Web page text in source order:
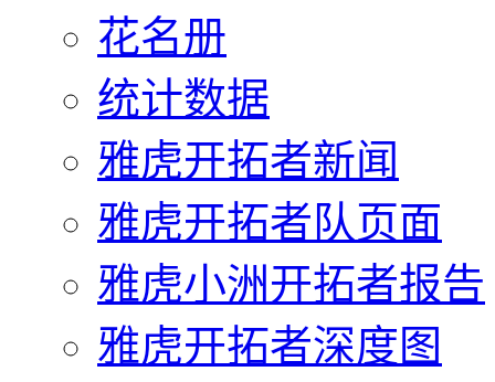
花名册
统计数据
雅虎开拓者新闻
雅虎开拓者队页面
雅虎小洲开拓者报告
雅虎开拓者深度图